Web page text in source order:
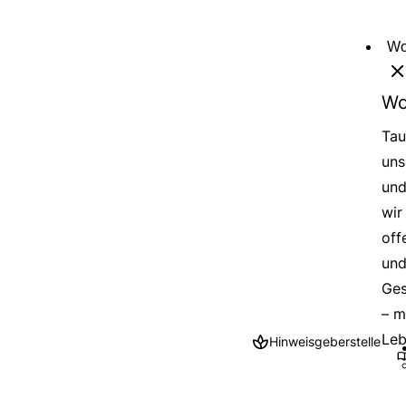
wir
–
Hinweisgeberstelle